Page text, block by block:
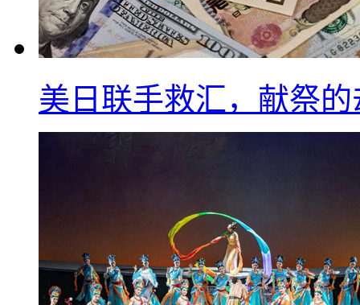
美日联手救汇，献祭